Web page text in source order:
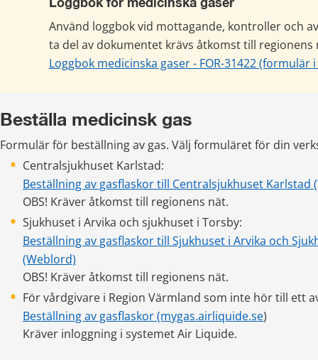
Loggbok för medicinska gaser
Använd loggbok vid mottagande, kontroller och
ta del av dokumentet krävs åtkomst till regionens
Loggbok medicinska gaser - FOR-31422 (formulär
Beställa medicinsk gas
Formulär för beställning av gas. Välj formuläret för din
Centralsjukhuset Karlstad:
Beställning av gasflaskor till Centralsjukhuset Karlstad
OBS! Kräver åtkomst till regionens nät.
Sjukhuset i Arvika och sjukhuset i Torsby:
Beställning av gasflaskor till Sjukhuset i Arvika och
(Weblord)
OBS! Kräver åtkomst till regionens nät.
För vårdgivare i Region Värmland som inte hör till ett
Beställning av gasflaskor (mygas.airliquide.se)
Kräver inloggning i systemet Air Liquide.